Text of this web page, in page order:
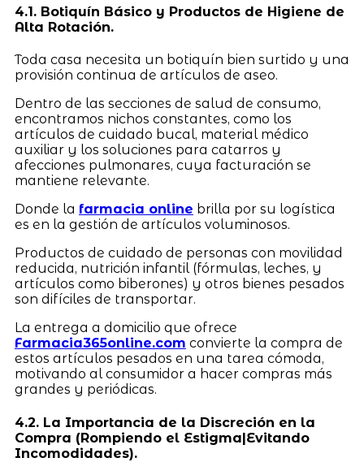
4.1. Botiquín Básico y Productos de Higiene de
Alta Rotación.
Toda casa necesita un botiquín bien surtido y una
provisión continua de artículos de aseo.
Dentro de las secciones de salud de consumo,
encontramos nichos constantes, como los
artículos de cuidado bucal, material médico
auxiliar y los soluciones para catarros y
afecciones pulmonares, cuya facturación se
mantiene relevante.
Donde la farmacia online brilla por su logística
es en la gestión de artículos voluminosos.
Productos de cuidado de personas con movilidad
reducida, nutrición infantil (fórmulas, leches, y
artículos como biberones) y otros bienes pesados
son difíciles de transportar.
La entrega a domicilio que ofrece
Farmacia365online.com convierte la compra de
estos artículos pesados en una tarea cómoda,
motivando al consumidor a hacer compras más
grandes y periódicas.
4.2. La Importancia de la Discreción en la
Compra (Rompiendo el Estigma|Evitando
Incomodidades).